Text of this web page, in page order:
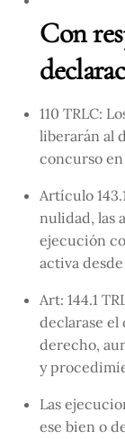
Con
110 TRLC:
liberarán al
concurso
Artículo
nulidad, las
ejecución
activa
Art: 144.1
declarase
derecho,
y
Las
ese bien o